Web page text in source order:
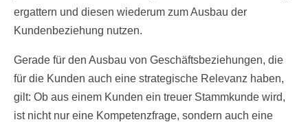
ergattern und diesen wiederum zum Ausbau der
Kundenbeziehung nutzen.
Gerade für den Ausbau von Geschäftsbeziehungen, die
für die Kunden auch eine strategische Relevanz haben,
gilt: Ob aus einem Kunden ein treuer Stammkunde wird,
ist nicht nur eine Kompetenzfrage, sondern auch eine